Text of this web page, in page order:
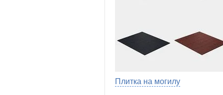
Плитка на могилу